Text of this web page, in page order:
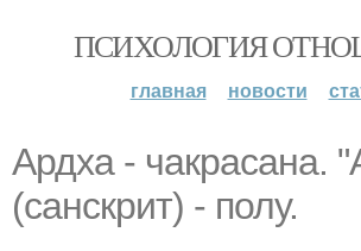
ПСИХОЛОГИЯ
главная новости
Ардха - чакрасана.
(санскрит) - полу.